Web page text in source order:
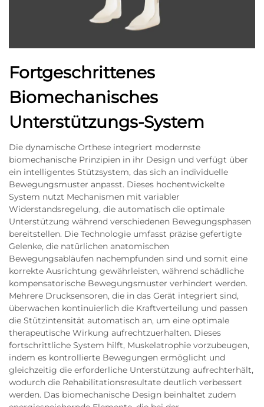
Fortgeschrittenes
Biomechanisches
Unterstützungs-System
Die dynamische Orthese integriert modernste
biomechanische Prinzipien in ihr Design und verfügt über
ein intelligentes Stützsystem, das sich an individuelle
Bewegungsmuster anpasst. Dieses hochentwickelte
System nutzt Mechanismen mit variabler
Widerstandsregelung, die automatisch die optimale
Unterstützung während verschiedenen Bewegungsphasen
bereitstellen. Die Technologie umfasst präzise gefertigte
Gelenke, die natürlichen anatomischen
Bewegungsabläufen nachempfunden sind und somit eine
korrekte Ausrichtung gewährleisten, während schädliche
kompensatorische Bewegungsmuster verhindert werden.
Mehrere Drucksensoren, die in das Gerät integriert sind,
überwachen kontinuierlich die Kraftverteilung und passen
die Stützintensität automatisch an, um eine optimale
therapeutische Wirkung aufrechtzuerhalten. Dieses
fortschrittliche System hilft, Muskelatrophie vorzubeugen,
indem es kontrollierte Bewegungen ermöglicht und
gleichzeitig die erforderliche Unterstützung aufrechterhält,
wodurch die Rehabilitationsresultate deutlich verbessert
werden. Das biomechanische Design beinhaltet zudem